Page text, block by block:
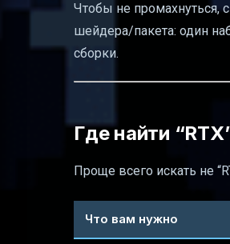
Чтобы не промахнуться,
шейдера/пакета: один
сборки.
Где найти
Проще всего искать не
Что вам нужно